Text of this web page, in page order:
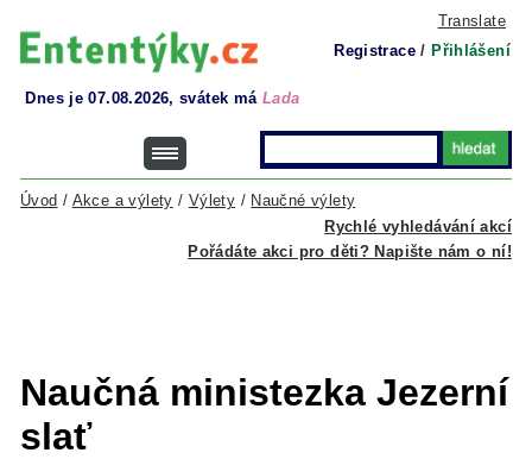
Translate
Registrace / Přihlášení
Dnes je 07.08.2026, svátek má Lada
Rychlé vyhledávání akcí
Úvod / Akce a výlety / Výlety / Naučné výlety
Pořádáte akci pro děti? Napište nám o ní!
Naučná ministezka Jezerní
slať